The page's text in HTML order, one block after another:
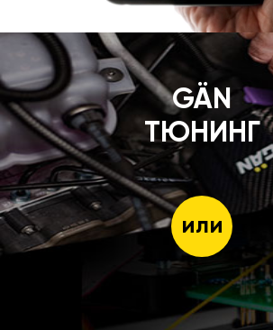
GÄN
ТЮНИНГ
или